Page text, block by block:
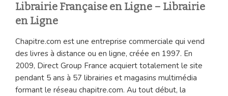
Librairie Française en Ligne – Librairie
en Ligne
Chapitre.com est une entreprise commerciale qui vend
des livres à distance ou en ligne, créée en 1997. En
2009, Direct Group France acquiert totalement le site
pendant 5 ans à 57 librairies et magasins multimédia
formant le réseau chapitre.com. Au tout début, la